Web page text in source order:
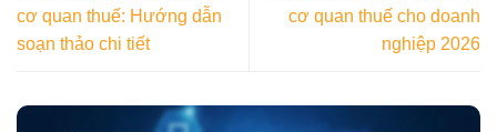
cơ quan thuế: Hướng dẫn
soạn thảo chi tiết
cơ quan thuế cho doanh
nghiệp 2026